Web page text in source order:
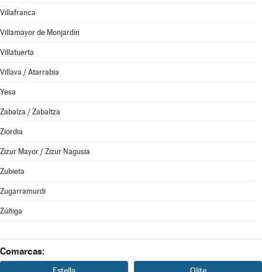
Villafranca
Villamayor de Monjardín
Villatuerta
Villava / Atarrabia
Yesa
Zabalza / Zabaltza
Ziordia
Zizur Mayor / Zizur Nagusia
Zubieta
Zugarramurdi
Zúñiga
Comarcas: